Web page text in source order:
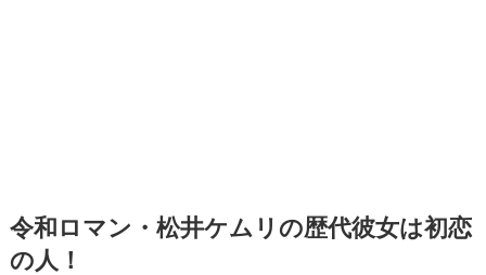
令和ロマン・松井ケムリの歴代彼女は初恋
の人！